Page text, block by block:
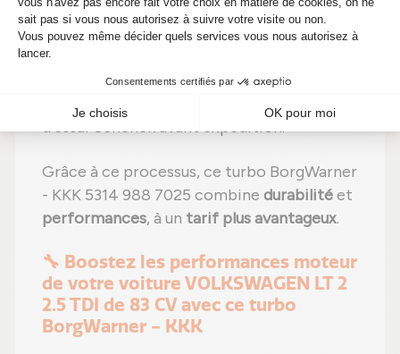
endommagéespar des pièces neuves ;
Étape 5 :Remontageavec des réglages
effectués selon les normes du constructeur
Étape 6 :
sur banc
d'essai Schenck avant expédition.
Grâce à ce processus, ce turbo BorgWarner
- KKK 5314 988 7025 combine durabilitéet
performances, à un tarif plus avantageux.
🔧 Boostez les performances moteur
de votre voiture VOLKSWAGEN LT 2
2.5 TDI de 83 CV avec ce turbo
BorgWarner - KKK